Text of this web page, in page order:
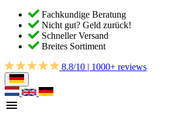
Fachkundige Beratung
Nicht gut? Geld zurück!
Schneller Versand
Breites Sortiment
8.8/10 | 1000+ reviews